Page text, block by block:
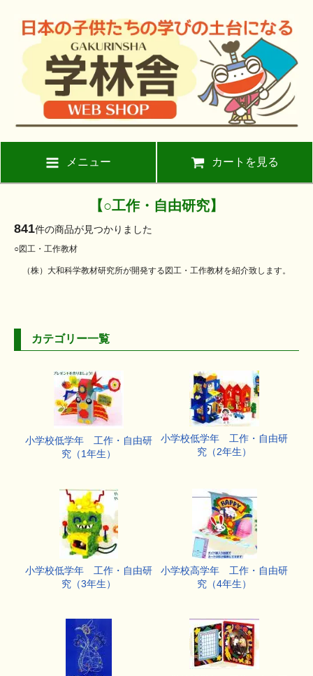
メニュー カートを見る
【○工作・自由研究】
841件の商品が見つかりました
○図工・工作教材
（株）大和科学教材研究所が開発する図工・工作教材を紹介致します。
カテゴリー一覧
小学校低学年 工作・自由研
究（1年生）
小学校低学年 工作・自由研
究（2年生）
小学校低学年 工作・自由研
究（3年生）
小学校高学年 工作・自由研
究（4年生）